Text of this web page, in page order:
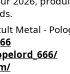
Metal -